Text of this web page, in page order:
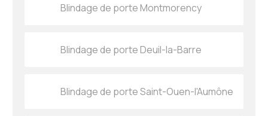
Blindage de porte Montmorency
Blindage de porte Deuil-la-Barre
Blindage de porte Saint-Ouen-l'Aumône